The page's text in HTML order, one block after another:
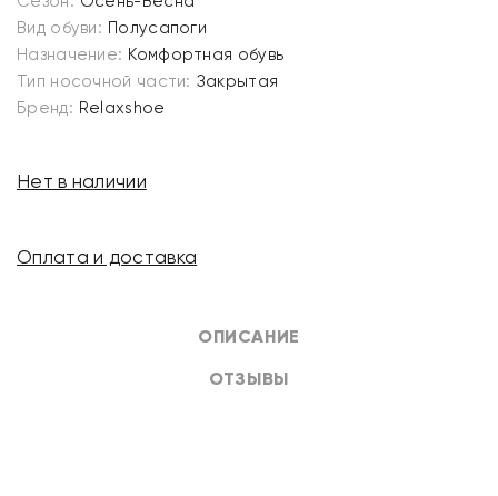
ОПИСАНИЕ
ОТЗЫВЫ
Вид обуви: Полусапоги
Назначение: Комфортная обувь
Тип носочной части: Закрытая
Бренд: Relaxshoe
Нет в наличии
Оплата и доставка